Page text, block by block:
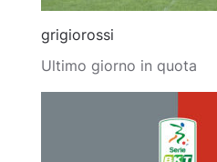
grigiorossi
Ultimo giorno in quota